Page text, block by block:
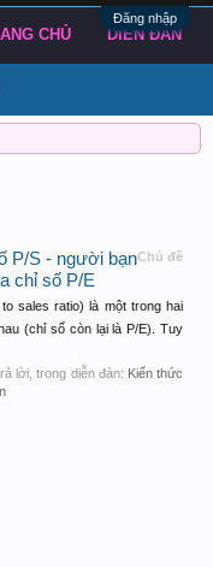
Đăng nhập
Chủ đề
P/S - người bạn
chỉ số P/E
sales ratio) là một trong hai
(chỉ số còn lại là P/E). Tuy
lời, trong diễn đàn: Kiến thức
CHỦ DIỄN ĐÀN